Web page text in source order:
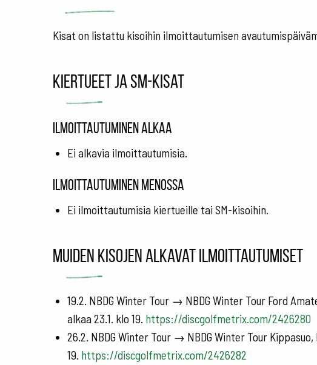
Kisat on listattu kisoihin ilmoittautumisen
Kiertueet ja SM-kisat
Ilmoittautuminen alkaa
Ei alkavia ilmoittautumisia.
Ilmoittautuminen menossa
Ei ilmoittautumisia kiertueille tai SM-kisoihin.
Muiden kisojen alkavat ilmoittautumiset
19.2. NBDG Winter Tour → NBDG Winter Tour Ford
alkaa 23.1. klo 19. https://discgolfmetrix.com/2426280
26.2. NBDG Winter Tour → NBDG Winter Tour
19. https://discgolfmetrix.com/2426282